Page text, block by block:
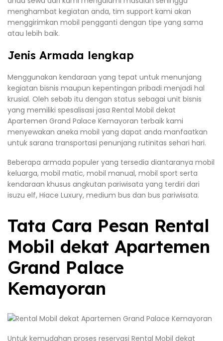
menghambat kegiatan anda, tim support kami akan
menggirimkan mobil pengganti dengan tipe yang sama
atau lebih baik.
Jenis Armada lengkap
Menggunakan kendaraan yang tepat untuk menunjang
kegiatan bisnis maupun kepentingan pribadi menjadi hal
krusial. Oleh sebab itu dengan status sebagai unit bisnis
yang memiliki spesalisasi jasa Rental Mobil dekat
Apartemen Grand Palace Kemayoran terbaik kami
menyewakan aneka mobil yang dapat anda manfaatkan
untuk sarana transportasi penunjang rutinitas sehari hari.
Beberapa armada populer yang tersedia diantaranya mobil
keluarga, mobil matic, mobil manual, mobil sport serta
kendaraan khusus angkutan pariwisata yang terdiri dari
isuzu elf, Hiace Luxury, medium bus dan bus pariwisata.
Tata Cara Pesan Rental
Mobil dekat Apartemen
Grand Palace
Kemayoran
Untuk kemudahan proses reservasi Rental Mobil dekat